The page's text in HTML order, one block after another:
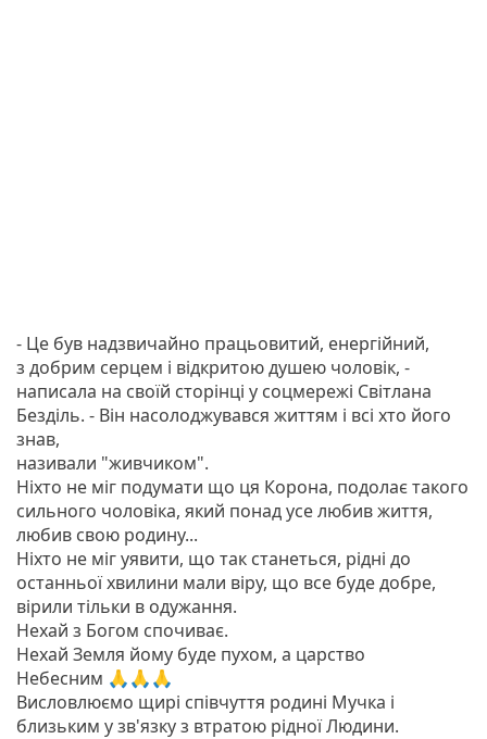
- Це був надзвичайно працьовитий, енергійний,
з добрим серцем і відкритою душею чоловік, -
написала на своїй сторінці у соцмережі Світлана
Безділь. - Він насолоджувався життям і всі хто його
знав,
називали "живчиком".
Ніхто не міг подумати що ця Корона, подолає такого
сильного чоловіка, який понад усе любив життя,
любив свою родину...
Ніхто не міг уявити, що так станеться, рідні до
останньої хвилини мали віру, що все буде добре,
вірили тільки в одужання.
Нехай з Богом спочиває.
Нехай Земля йому буде пухом, а царство
Небесним 🙏🙏🙏
Висловлюємо щирі співчуття родині Мучка і
близьким у зв'язку з втратою рідної Людини.